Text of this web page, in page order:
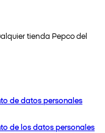
tienda Pepco del
de datos personales
de los datos personales